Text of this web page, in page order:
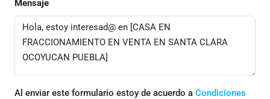
Mensaje
Al enviar este formulario estoy de acuerdo a Condiciones